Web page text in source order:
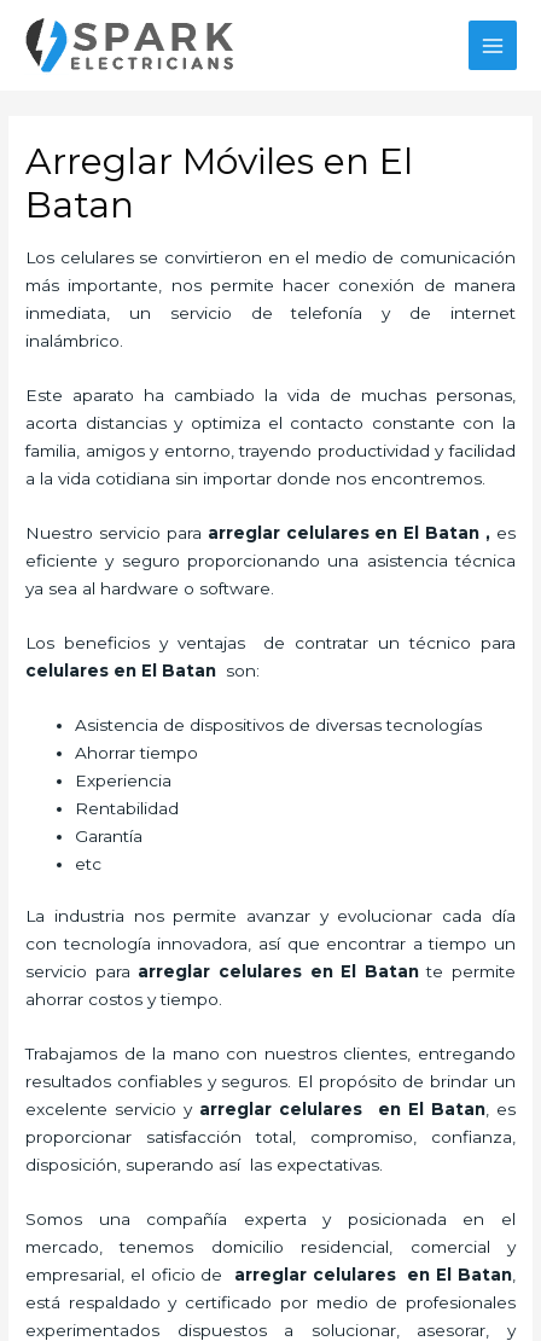
contenido
Arreglar Móviles en El
Batan
Los celulares se convirtieron en el medio de comunicación
más importante, nos permite hacer conexión de manera
inmediata, un servicio de telefonía y de internet
inalámbrico.
Este aparato ha cambiado la vida de muchas personas,
acorta distancias y optimiza el contacto constante con la
familia, amigos y entorno, trayendo productividad y facilidad
a la vida cotidiana sin importar donde nos encontremos.
Nuestro servicio para arreglar celulares en El Batan , es
eficiente y seguro proporcionando una asistencia técnica
ya sea al hardware o software.
Los beneficios y ventajas de contratar un técnico para
celulares en El Batan son:
Asistencia de dispositivos de diversas tecnologías
Ahorrar tiempo
Experiencia
Rentabilidad
Garantía
etc
La industria nos permite avanzar y evolucionar cada día
con tecnología innovadora, así que encontrar a tiempo un
servicio para arreglar celulares en El Batante permite
ahorrar costos y tiempo.
Trabajamos de la mano con nuestros clientes, entregando
resultados confiables y seguros. El propósito de brindar un
excelente servicio y arreglar celulares en El Batan, es
proporcionar satisfacción total, compromiso, confianza,
disposición, superando así las expectativas.
Somos una compañía experta y posicionada en el
mercado, tenemos domicilio residencial, comercial y
empresarial, el oficio de arreglar celulares en El Batan,
está respaldado y certificado por medio de profesionales
experimentados dispuestos a solucionar, asesorar, y